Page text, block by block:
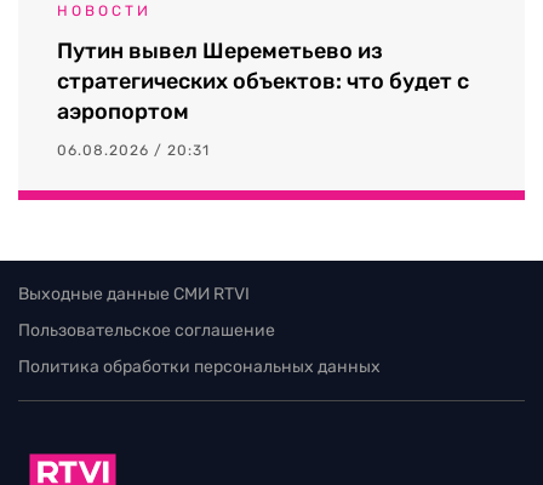
НОВОСТИ
Путин вывел Шереметьево из
стратегических объектов: что будет с
аэропортом
06.08.2026 / 20:31
Выходные данные СМИ RTVI
Пользовательское соглашение
Политика обработки персональных данных